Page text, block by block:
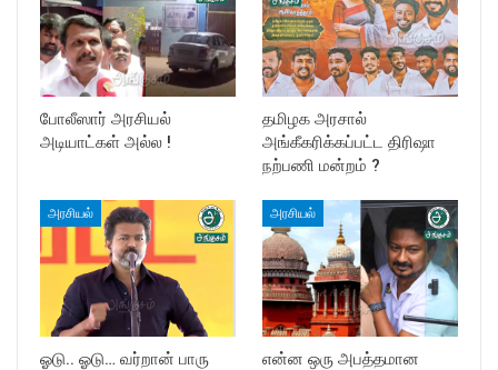
போலீஸார் அரசியல்
அடியாட்கள் அல்ல !
தமிழக அரசால்
அங்கீகரிக்கப்பட்ட திரிஷா
நற்பணி மன்றம் ?
அரசியல்
ஓடு.. ஓடு… வர்றான் பாரு
அரசியல்
என்ன ஒரு அபத்தமான